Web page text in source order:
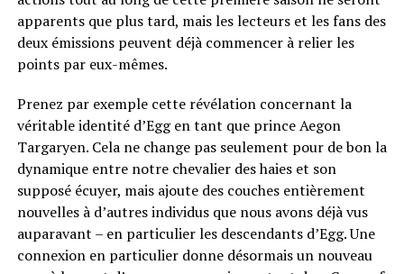
apparents que plus tard, mais les lecteurs et les fans des
deux émissions peuvent déjà commencer à relier les
points par eux-mêmes.
Prenez par exemple cette révélation concernant la
véritable identité d’Egg en tant que prince Aegon
Targaryen. Cela ne change pas seulement pour de bon la
dynamique entre notre chevalier des haies et son
supposé écuyer, mais ajoute des couches entièrement
nouvelles à d’autres individus que nous avons déjà vus
auparavant – en particulier les descendants d’Egg. Une
connexion en particulier donne désormais un nouveau